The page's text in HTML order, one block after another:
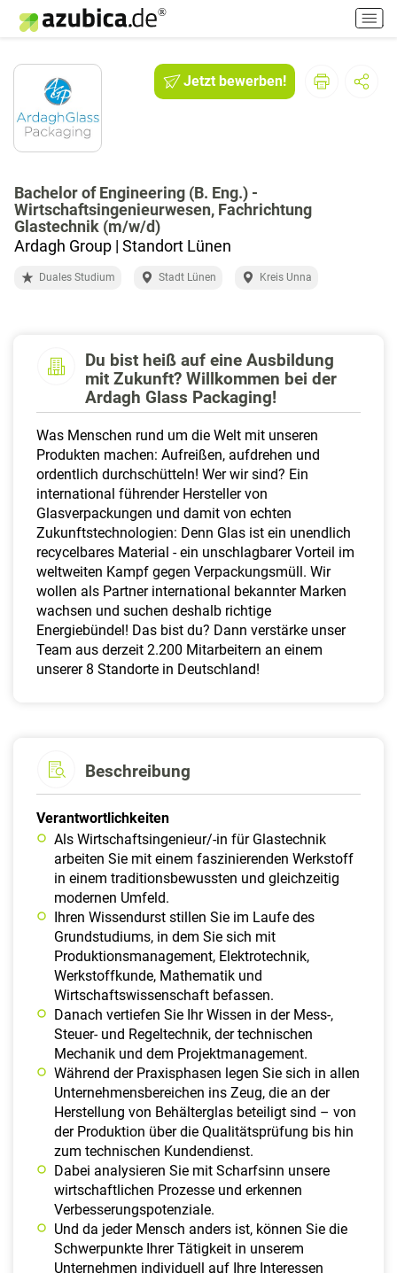
H
a
p
Jetzt bewerben!
Bachelor of Engineering (B. Eng.) -
Wirtschaftsingenieurwesen, Fachrichtung
Glastechnik (m/w/d)
Ardagh Group | Standort Lünen
Duales Studium Stadt Lünen Kreis Unna
Du bist heiß auf eine Ausbildung
mit Zukunft? Willkommen bei der
Ardagh Glass Packaging!
Was Menschen rund um die Welt mit unseren
Produkten machen: Aufreißen, aufdrehen und
ordentlich durchschütteln! Wer wir sind? Ein
international führender Hersteller von
Glasverpackungen und damit von echten
Zukunftstechnologien: Denn Glas ist ein unendlich
recycelbares Material - ein unschlagbarer Vorteil im
weltweiten Kampf gegen Verpackungsmüll. Wir
wollen als Partner international bekannter Marken
wachsen und suchen deshalb richtige
Energiebündel! Das bist du? Dann verstärke unser
Team aus derzeit 2.200 Mitarbeitern an einem
unserer 8 Standorte in Deutschland!
Beschreibung
Verantwortlichkeiten
Als Wirtschaftsingenieur/-in für Glastechnik
arbeiten Sie mit einem faszinierenden Werkstoff
in einem traditionsbewussten und gleichzeitig
modernen Umfeld.
Ihren Wissendurst stillen Sie im Laufe des
Grundstudiums, in dem Sie sich mit
Produktionsmanagement, Elektrotechnik,
Werkstoffkunde, Mathematik und
Wirtschaftswissenschaft befassen.
Danach vertiefen Sie Ihr Wissen in der Mess-,
Steuer- und Regeltechnik, der technischen
Mechanik und dem Projektmanagement.
Während der Praxisphasen legen Sie sich in allen
Unternehmensbereichen ins Zeug, die an der
Herstellung von Behälterglas beteiligt sind – von
der Produktion über die Qualitätsprüfung bis hin
zum technischen Kundendienst.
Dabei analysieren Sie mit Scharfsinn unsere
wirtschaftlichen Prozesse und erkennen
Verbesserungspotenziale.
Und da jeder Mensch anders ist, können Sie die
Schwerpunkte Ihrer Tätigkeit in unserem
Unternehmen individuell auf Ihre Interessen